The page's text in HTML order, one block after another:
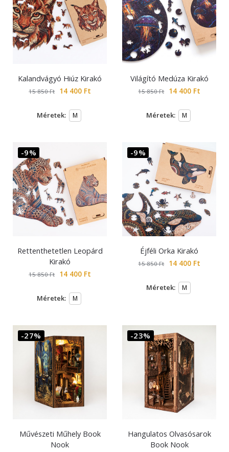
Kalandvágyó Hiúz Kirakó
15 850Ft 14 400 Ft
Méretek: M
Világító Medúza Kirakó
15 850Ft 14 400 Ft
Méretek: M
-9%
Rettenthetetlen Leopárd
Kirakó
15 850Ft 14 400 Ft
Méretek: M
-9%
Éjféli Orka Kirakó
15 850Ft 14 400 Ft
Méretek: M
-27%
Művészeti Műhely Book
Nook
-23%
Hangulatos Olvasósarok
Book Nook